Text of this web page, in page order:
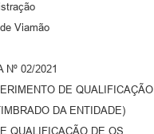
Viamão
Nº 02/2021
DE QUALIFICAÇÃO
DA ENTIDADE)
QUALIFICAÇÃO DE OS